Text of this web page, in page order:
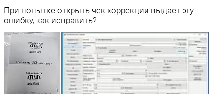
При попытке открыть чек коррекции выдает эту
ошибку, как исправить?